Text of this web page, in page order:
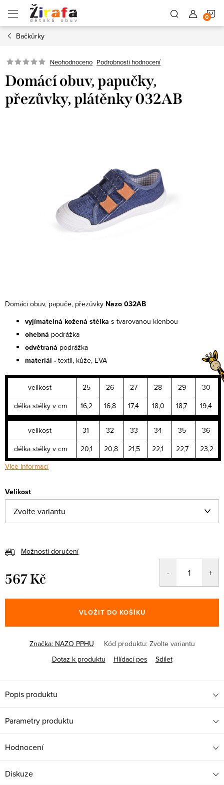
obsah
Bačkůrky
Neohodnoceno Podrobnosti hodnocení
Domácí obuv, papučky,
přezůvky, plátěnky 032AB
Domáci obuv, papuče, přezůvky Nazo 032AB
vyjímatelná kožená stélka s tvarovanou klenbou
ohebná podrážka
odvětraná podrážka
materiál - textil, kůže, EVA
velikost 25 26 27 28 29
30
délka stélky v cm
16,2 16,8 17,4 18,0 18,7 19,4
velikost 31 32 33 34 35
36
délka stélky v cm
20,1 20,8 21,5 22,1 22,7
23,2
Více informací
Velikost
Možnosti doručení
567 Kč
cena:
VLOŽIT DO KOŠÍKU
Značka: NAZO PPHU Kód produktu: Zvolte variantu
Dotaz k produktu
Hlídací pes Sdílet
Popis produktu
Parametry produktu
Hodnocení
Diskuze